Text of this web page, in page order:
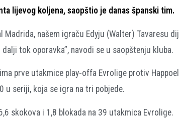
lijevog koljena, saopštio je danas španski tim.
Madrida, našem igraču Edyju (Walter) Tavaresu
tok oporavka”, navodi se u saopštenju kluba.
prve utakmice play-offa Evrolige protiv
u seriji, koja se igra na tri pobjede.
skokova i 1,8 blokada na 39 utakmica Evrolige.